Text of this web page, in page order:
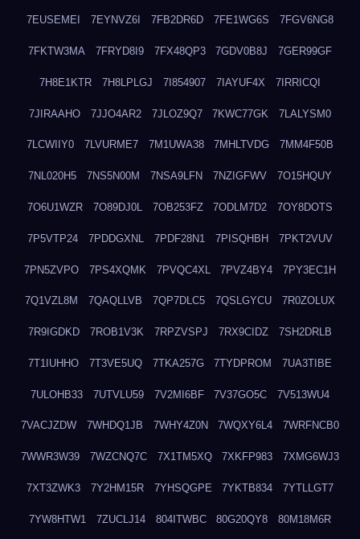
7EUSEMEI 7EYNVZ6I 7FB2DR6D 7FE1WG6S 7FGV6NG8
7FKTW3MA 7FRYD8I9 7FX48QP3 7GDV0B8J 7GER99GF
7H8E1KTR 7H8LPLGJ 7I854907 7IAYUF4X 7IRRICQI
7JIRAAHO 7JJO4AR2 7JLOZ9Q7 7KWC77GK 7LALYSM0
7LCWIIY0 7LVURME7 7M1UWA38 7MHLTVDG 7MM4F50B
7NL020H5 7NS5N00M 7NSA9LFN 7NZIGFWV 7O15HQUY
7O6U1WZR 7O89DJ0L 7OB253FZ 7ODLM7D2 7OY8DOTS
7P5VTP24 7PDDGXNL 7PDF28N1 7PISQHBH 7PKT2VUV
7PN5ZVPO 7PS4XQMK 7PVQC4XL 7PVZ4BY4 7PY3EC1H
7Q1VZL8M 7QAQLLVB 7QP7DLC5 7QSLGYCU 7R0ZOLUX
7R9IGDKD 7ROB1V3K 7RPZVSPJ 7RX9CIDZ 7SH2DRLB
7T1IUHHO 7T3VE5UQ 7TKA257G 7TYDPROM 7UA3TIBE
7ULOHB33 7UTVLU59 7V2MI6BF 7V37GO5C 7V513WU4
7VACJZDW 7WHDQ1JB 7WHY4Z0N 7WQXY6L4 7WRFNCB0
7WWR3W39 7WZCNQ7C 7X1TM5XQ 7XKFP983 7XMG6WJ3
7XT3ZWK3 7Y2HM15R 7YHSQGPE 7YKTB834 7YTLLGT7
7YW8HTW1 7ZUCLJ14 804ITWBC 80G20QY8 80M18M6R